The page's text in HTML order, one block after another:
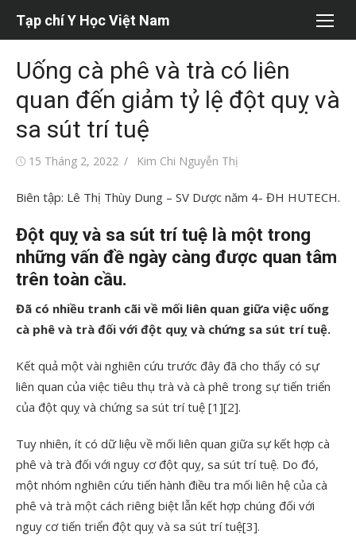
dung
Tạp chí Y Học Việt Nam
Uống cà phê và trà có liên
quan đến giảm tỷ lệ đột quỵ và
sa sút trí tuệ
Đăng15 Tháng 2, 2022
Tác
Kim Chi Nguyễn Thị
Biên tập: Lê Thị Thùy Dung – SV Dược năm 4- ĐH HUTECH.
Đột quỵ và sa sút trí tuệ là một trong
những vấn đề ngày càng được quan tâm
trên toàn cầu.
Đã có nhiều tranh cãi về mối liên quan giữa việc uống
cà phê và trà đối với đột quỵ và chứng sa sút trí tuệ.
Kết quả một vài nghiên cứu trước đây đã cho thấy có sự
liên quan của việc tiêu thụ trà và cà phê trong sự tiến triển
của đột quỵ và chứng sa sút trí tuệ [1][2].
Tuy nhiên, ít có dữ liệu về mối liên quan giữa sự kết hợp cà
phê và trà đối với nguy cơ đột quỵ, sa sút trí tuệ. Do đó,
một nhóm nghiên cứu tiến hành điều tra mối liên hệ của cà
phê và trà một cách riêng biệt lẫn kết hợp chúng đối với
nguy cơ tiến triển đột quỵ và sa sút trí tuệ[3].